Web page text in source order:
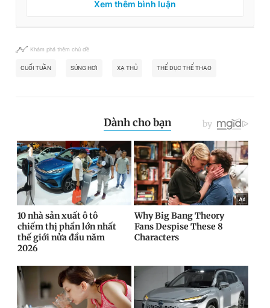
Xem thêm bình luận
Khám phá thêm chủ đề
CUỐI TUẦN SÚNG HƠI XẠ THỦ THỂ DỤC THỂ THAO